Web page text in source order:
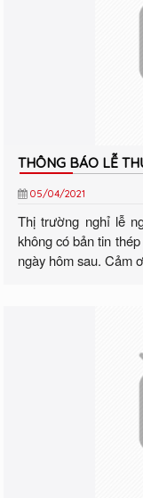
THÔNG BÁO LỄ
05/04/2021
Thị trường nghỉ lễ
không có bản tin
ngày hôm sau. Cảm